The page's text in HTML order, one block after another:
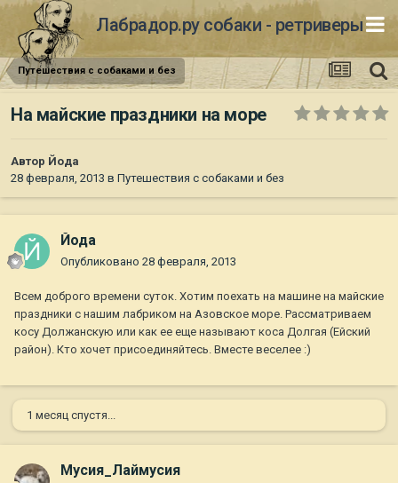
Лабрадор.ру собаки - ретриверы
Путешествия с собаками и без
На майские праздники на море
Автор Йода
28 февраля, 2013 в Путешествия с собаками и без
Йода
Опубликовано 28 февраля, 2013
Всем доброго времени суток. Хотим поехать на машине на майские
праздники с нашим лабриком на Азовское море. Рассматриваем
косу Должанскую или как ее еще называют коса Долгая (Ейский
район). Кто хочет присоединяйтесь. Вместе веселее :)
1 месяц спустя...
Мусия_Лаймусия